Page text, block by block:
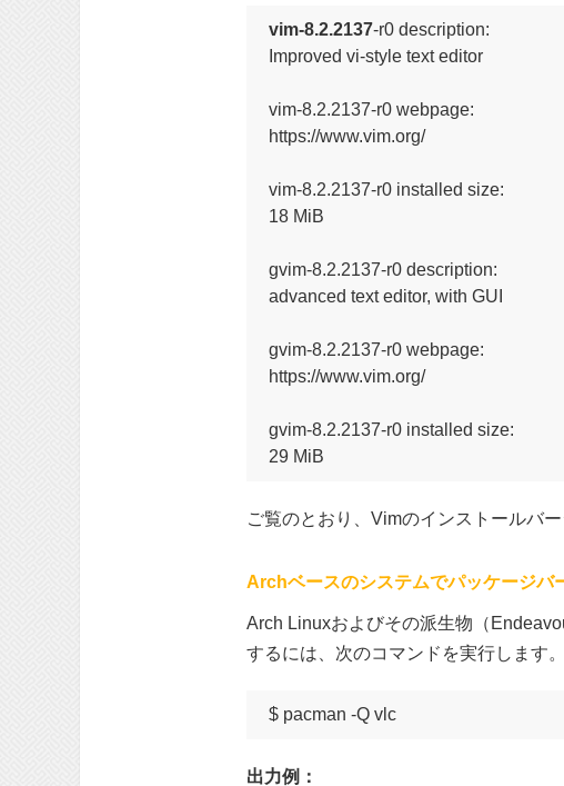
vim-8.2.2137-r0 description:
Improved vi-style text editor
vim-8.2.2137-r0 webpage:
https://www.vim.org/
vim-8.2.2137-r0 installed size:
18 MiB
gvim-8.2.2137-r0 description:
advanced text editor, with GUI
gvim-8.2.2137-r0 webpage:
https://www.vim.org/
gvim-8.2.2137-r0 installed size:
29 MiB
ご覧のとおり、Vimのインストールバ
Archベースのシステムでパッケージバ
Arch Linuxおよびその派生物（
するには、次のコマンドを実行します。
$ pacman -Q vlc
出力例：